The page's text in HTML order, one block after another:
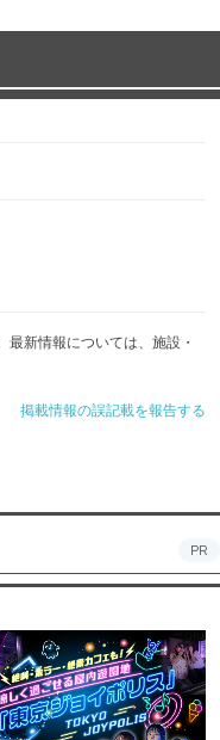
新情報については、施設・
掲載情報の誤記載を報告する
PR